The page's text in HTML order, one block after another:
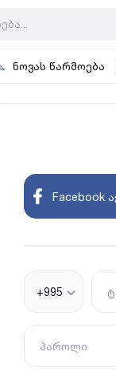
ნოვას წარმოება
Facebook
+995
პაროლი